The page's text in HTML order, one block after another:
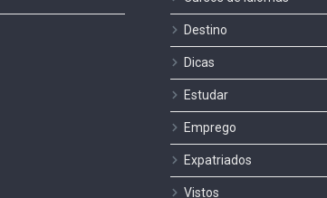
Destino
Dicas
Estudar
Emprego
Expatriados
Vistos